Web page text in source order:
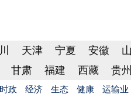
天津 宁夏 安徽
甘肃 福建 西藏 贵州
时政 经济 生态 健康 运输业